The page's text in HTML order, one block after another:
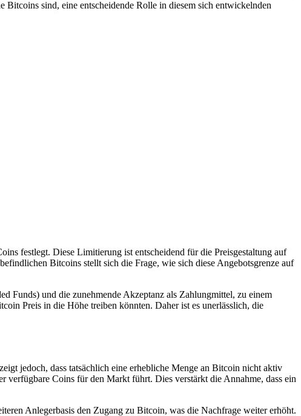
sind, eine entscheidende Rolle in diesem sich entwickelnden
festlegt. Diese Limitierung ist entscheidend für die Preisgestaltung auf
Bitcoins stellt sich die Frage, wie sich diese Angebotsgrenze auf
Funds) und die zunehmende Akzeptanz als Zahlungmittel, zu einem
Preis in die Höhe treiben könnten. Daher ist es unerlässlich, die
jedoch, dass tatsächlich eine erhebliche Menge an Bitcoin nicht aktiv
Coins für den Markt führt. Dies verstärkt die Annahme, dass ein
Anlegerbasis den Zugang zu Bitcoin, was die Nachfrage weiter erhöht.